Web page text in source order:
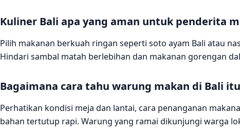
Kuliner Bali apa yang aman untuk penderita
Pilih makanan berkuah ringan seperti soto ayam Bali atau
Hindari sambal matah berlebihan dan makanan gorengan
Bagaimana cara tahu warung makan di Bali
Perhatikan kondisi meja dan lantai, cara penanganan
bahan tertutup rapi. Warung yang ramai dikunjungi warga